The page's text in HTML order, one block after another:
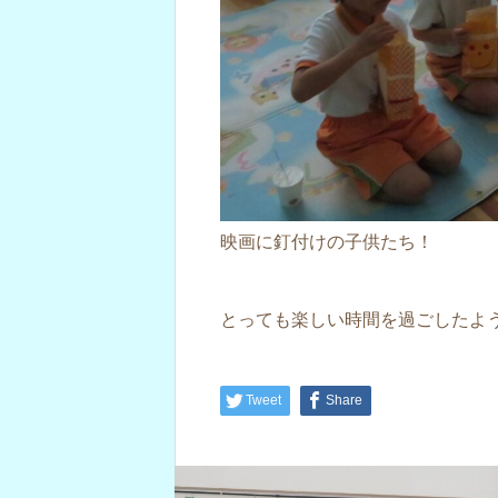
映画に釘付けの子供たち！
とっても楽しい時間を過ごしたよ
Tweet Share